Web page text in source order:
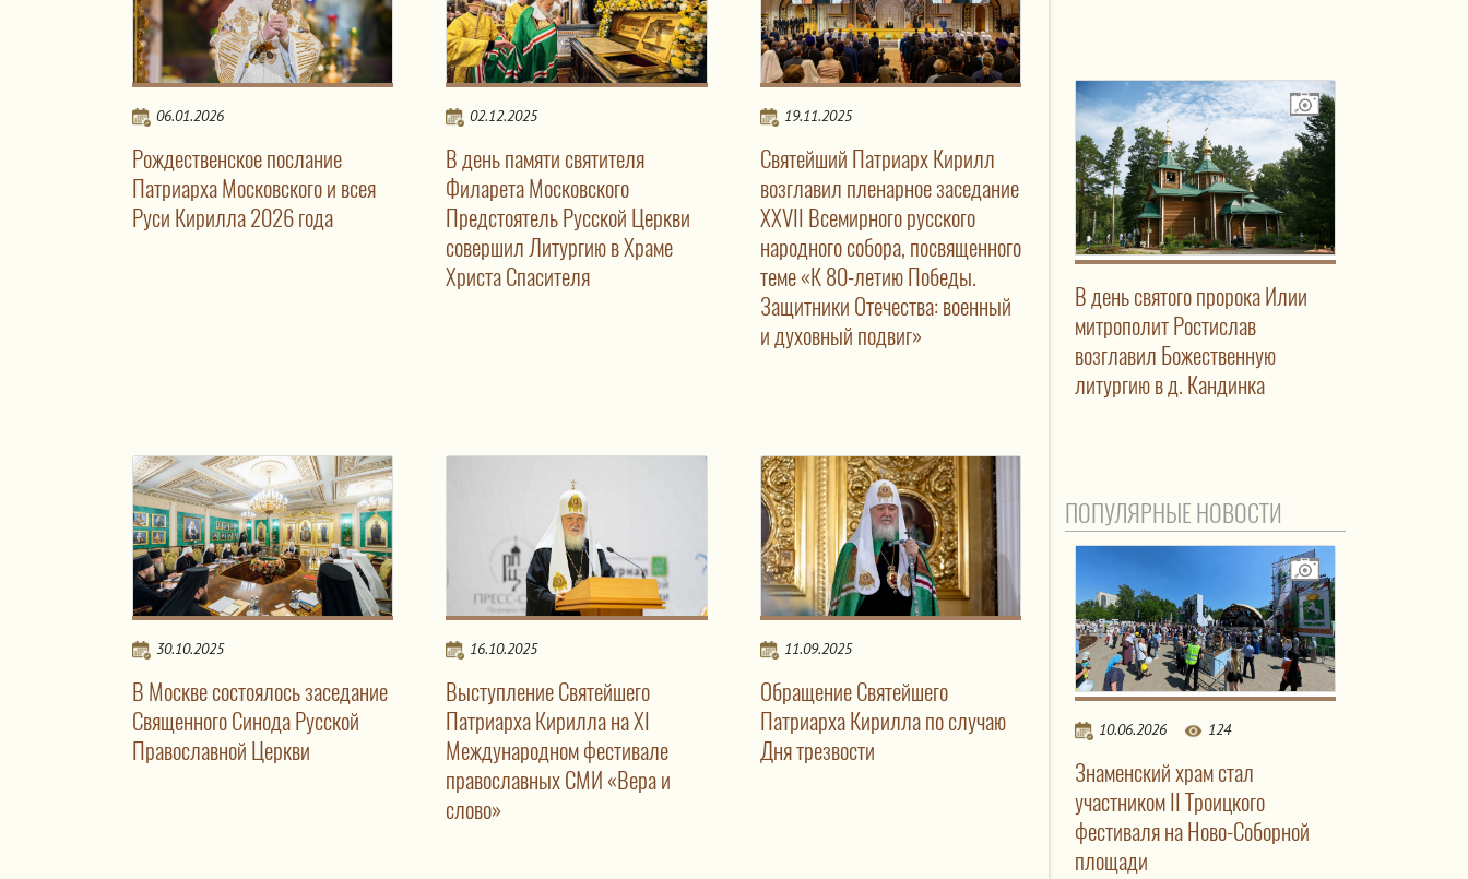
06.01.2026
Рождественское послание
Патриарха Московского и всея
Руси Кирилла 2026 года
02.12.2025
В день памяти святителя
Филарета Московского
Предстоятель Русской Церкви
совершил Литургию в Храме
Христа Спасителя
19.11.2025
Святейший Патриарх Кирилл
возглавил пленарное заседание
XXVII Всемирного русского
народного собора, посвященного
теме «К 80-летию Победы.
Защитники Отечества: военный
и духовный подвиг»
30.10.2025
В Москве состоялось заседание
Священного Синода Русской
Православной Церкви
16.10.2025
Выступление Святейшего
Патриарха Кирилла на XI
Международном фестивале
православных СМИ «Вера и
слово»
11.09.2025
Обращение Святейшего
Патриарха Кирилла по случаю
Дня трезвости
В день святого пророка Илии
митрополит Ростислав
возглавил Божественную
литургию в д. Кандинка
ПОПУЛЯРНЫЕ НОВОСТИ
10.06.2026 124
Знаменский храм стал
участником II Троицкого
фестиваля на Ново-Соборной
площади